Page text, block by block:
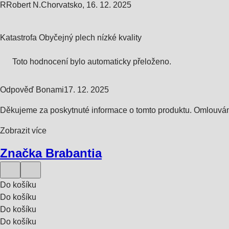
RRobert N.Chorvatsko, 16. 12. 2025
Katastrofa Obyčejný plech nízké kvality
Toto hodnocení bylo automaticky přeloženo.
Odpověď Bonami17. 12. 2025
Děkujeme za poskytnuté informace o tomto produktu.
Zobrazit více
Značka Brabantia
Do košíku
Do košíku
Do košíku
Do košíku